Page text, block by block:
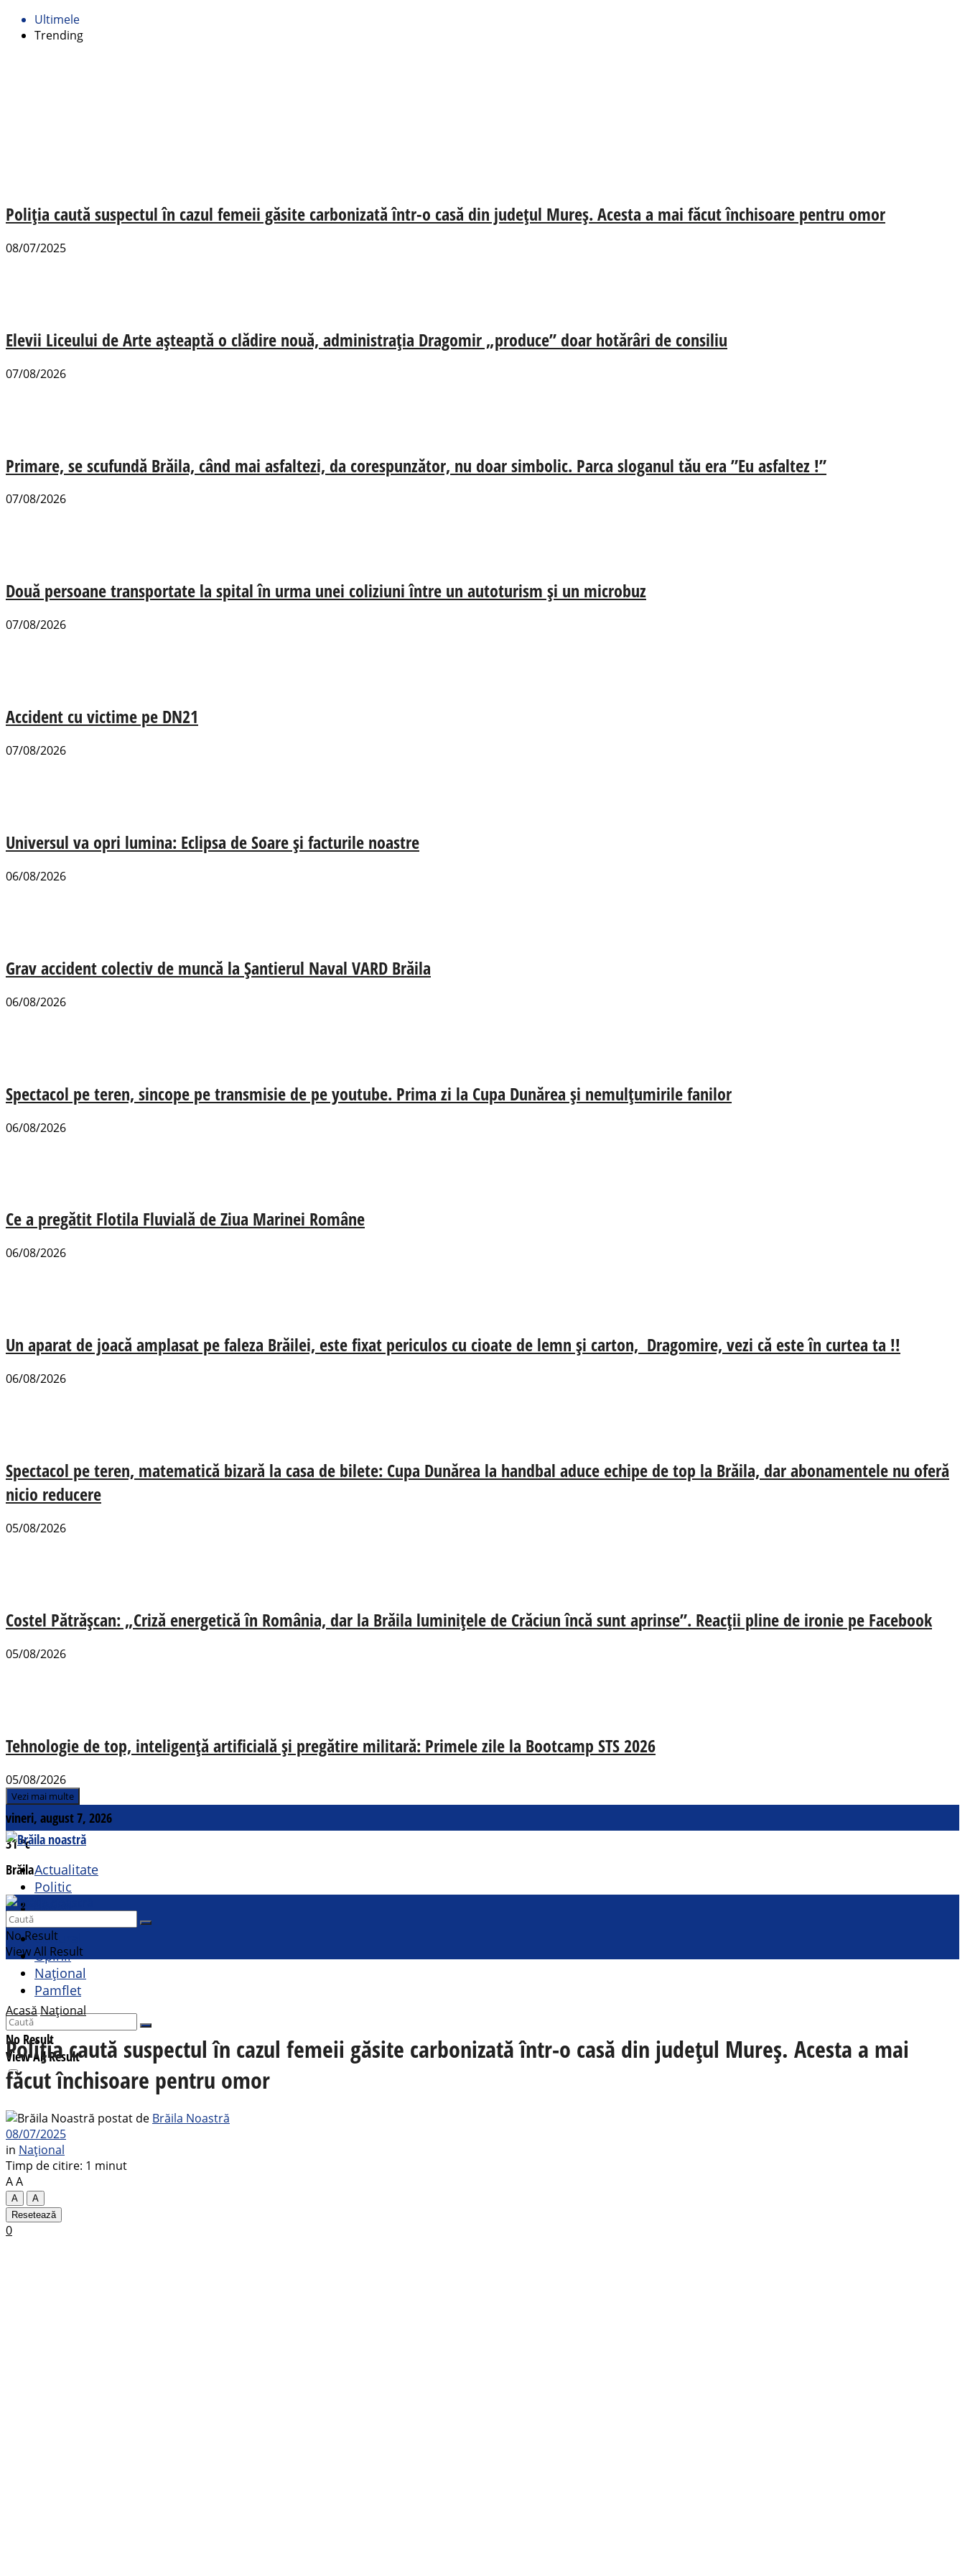
Ultimele
Trending
Poliţia caută suspectul în cazul femeii găsite carbonizată într-o casă din județul Mureş. Acesta a mai făcut închisoare pentru omor
08/07/2025
Elevii Liceului de Arte așteaptă o clădire nouă, administrația Dragomir „produce” doar hotărâri de consiliu
07/08/2026
Primare, se scufundă Brăila, când mai asfaltezi, da corespunzător, nu doar simbolic. Parca sloganul tău era ”Eu asfaltez !”
07/08/2026
Două persoane transportate la spital în urma unei coliziuni între un autoturism și un microbuz
07/08/2026
Accident cu victime pe DN21
07/08/2026
Universul va opri lumina: Eclipsa de Soare și facturile noastre
06/08/2026
Grav accident colectiv de muncă la Șantierul Naval VARD Brăila
06/08/2026
Spectacol pe teren, sincope pe transmisie de pe youtube. Prima zi la Cupa Dunărea și nemulțumirile fanilor
06/08/2026
Ce a pregătit Flotila Fluvială de Ziua Marinei Române
06/08/2026
Un aparat de joacă amplasat pe faleza Brăilei, este fixat periculos cu cioate de lemn și carton, Dragomire, vezi că este în curtea ta !!
06/08/2026
Spectacol pe teren, matematică bizară la casa de bilete: Cupa Dunărea la handbal aduce echipe de top la Brăila, dar abonamentele nu oferă
nicio reducere
05/08/2026
Costel Pătrășcan: „Criză energetică în România, dar la Brăila luminițele de Crăciun încă sunt aprinse”. Reacții pline de ironie pe Facebook
05/08/2026
Tehnologie de top, inteligență artificială și pregătire militară: Primele zile la Bootcamp STS 2026
05/08/2026
Vezi mai multe
vineri, august 7, 2026
31°c
Brăila
Contact
Actualitate
Politic
Cultural
Opinii
Național
Pamflet
No Result
View All Result
No Result
View All Result
AcasăNațional
Poliţia caută suspectul în cazul femeii găsite carbonizată într-o casă din județul Mureş. Acesta a mai
făcut închisoare pentru omor
postat de Brăila Noastră
08/07/2025
in Național
Timp de citire: 1 minut
AA
A
A
Resetează
0